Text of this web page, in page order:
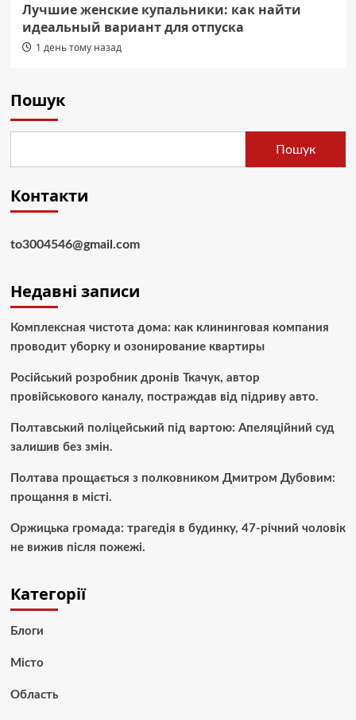
Лучшие женские купальники: как найти
идеальный вариант для отпуска
1 день тому назад
Пошук
Пошук
Контакти
to3004546@gmail.com
Недавні записи
Комплексная чистота дома: как клининговая компания
проводит уборку и озонирование квартиры
Російський розробник дронів Ткачук, автор
провійськового каналу, постраждав від підриву авто.
Полтавський поліцейський під вартою: Апеляційний суд
залишив без змін.
Полтава прощається з полковником Дмитром Дубовим:
прощання в місті.
Оржицька громада: трагедія в будинку, 47-річний чоловік
не вижив після пожежі.
Категорії
Блоги
Місто
Область